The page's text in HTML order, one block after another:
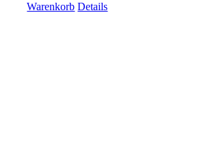
Warenkorb Details